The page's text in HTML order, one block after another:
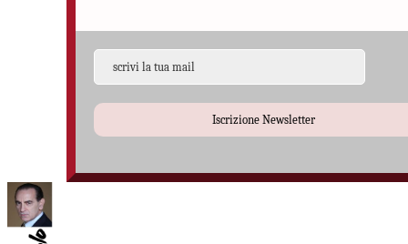
Iscrizione Newsletter